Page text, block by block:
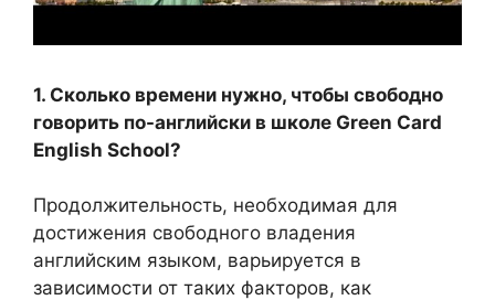
1. Сколько времени нужно, чтобы свободно
говорить по-английски в школе Green Card
English School?
Продолжительность, необходимая для
достижения свободного владения
английским языком, варьируется в
зависимости от таких факторов, как